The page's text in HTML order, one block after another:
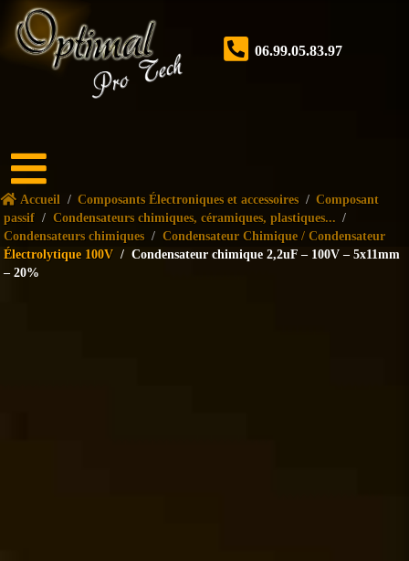
06.99.05.83.97
Accueil
Boutique
Forum
Nos
Accueil / Composants Électroniques et accessoires / Composant
passif / Condensateurs chimiques, céramiques, plastiques... /
Condensateurs chimiques / Condensateur Chimique / Condensateur
Électrolytique 100V / Condensateur chimique 2,2uF – 100V – 5x11mm
– 20%